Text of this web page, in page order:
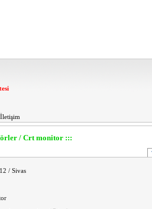
İletişim
/ Crt monitor :::
/ Sivas